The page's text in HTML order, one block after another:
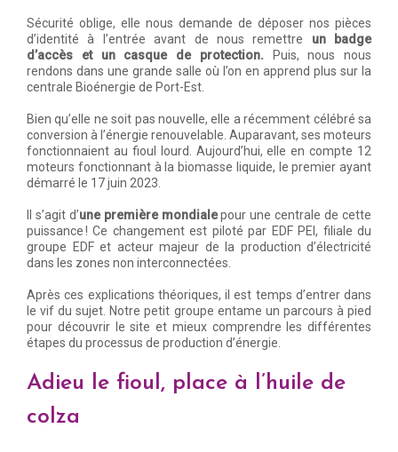
Sécurité oblige, elle nous demande de déposer nos pièces
d’identité à l’entrée avant de nous remettre un badge
d’accès et un casque de protection. Puis, nous nous
rendons dans une grande salle où l’on en apprend plus sur la
centrale Bioénergie de Port-Est.
Bien qu’elle ne soit pas nouvelle, elle a récemment célébré sa
conversion à l’énergie renouvelable. Auparavant, ses moteurs
fonctionnaient au fioul lourd. Aujourd’hui, elle en compte 12
moteurs fonctionnant à la biomasse liquide, le premier ayant
démarré le 17 juin 2023.
Il s’agit d’une première mondialepour une centrale de cette
puissance ! Ce changement est piloté par EDF PEI, filiale du
groupe EDF et acteur majeur de la production d’électricité
dans les zones non interconnectées.
Après ces explications théoriques, il est temps d’entrer dans
le vif du sujet. Notre petit groupe entame un parcours à pied
pour découvrir le site et mieux comprendre les différentes
étapes du processus de production d’énergie.
Adieu le fioul, place à l’huile de
colza